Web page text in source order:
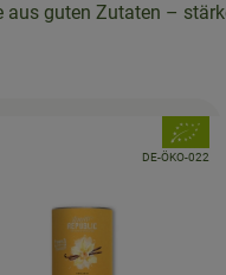
aus guten Zutaten –
, Verband:
, Kontrollstelle:
DE-ÖKO-022
Produkt zu Favouriten